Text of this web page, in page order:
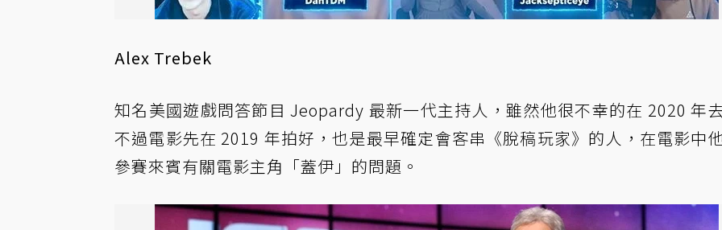
Alex Trebek
知名美國遊戲問答節目 Jeopardy 最新一代主持人，雖然他很不幸的在 2020 年
不過電影先在 2019 年拍好，也是最早確定會客串《脫稿玩家》的人，在電影中
參賽來賓有關電影主角「蓋伊」的問題。